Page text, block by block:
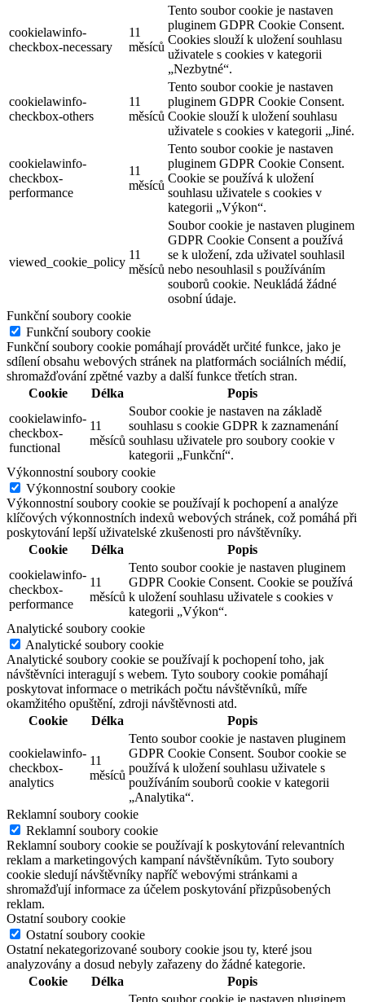
cookielawinfo-
checkbox-necessary
11
měsíců
Tento soubor cookie je nastaven
pluginem GDPR Cookie Consent.
Cookies slouží k uložení souhlasu
uživatele s cookies v kategorii
„Nezbytné“.
cookielawinfo-
checkbox-others
11
měsíců
Tento soubor cookie je nastaven
pluginem GDPR Cookie Consent.
Cookie slouží k uložení souhlasu
uživatele s cookies v kategorii „Jiné.
cookielawinfo-
checkbox-
performance
11
měsíců
Tento soubor cookie je nastaven
pluginem GDPR Cookie Consent.
Cookie se používá k uložení
souhlasu uživatele s cookies v
kategorii „Výkon“.
viewed_cookie_policy
11
měsíců
Soubor cookie je nastaven pluginem
GDPR Cookie Consent a používá
se k uložení, zda uživatel souhlasil
nebo nesouhlasil s používáním
souborů cookie. Neukládá žádné
osobní údaje.
Funkční soubory cookie
Funkční soubory cookie
Funkční soubory cookie pomáhají provádět určité funkce, jako je
sdílení obsahu webových stránek na platformách sociálních médií,
shromažďování zpětné vazby a další funkce třetích stran.
Cookie
Délka
Popis
cookielawinfo-
checkbox-
functional
11
měsíců
Soubor cookie je nastaven na základě
souhlasu s cookie GDPR k zaznamenání
souhlasu uživatele pro soubory cookie v
kategorii „Funkční“.
Výkonnostní soubory cookie
Výkonnostní soubory cookie
Výkonnostní soubory cookie se používají k pochopení a analýze
klíčových výkonnostních indexů webových stránek, což pomáhá při
poskytování lepší uživatelské zkušenosti pro návštěvníky.
Cookie
Délka
Popis
cookielawinfo-
checkbox-
performance
11
měsíců
Tento soubor cookie je nastaven pluginem
GDPR Cookie Consent. Cookie se používá
k uložení souhlasu uživatele s cookies v
kategorii „Výkon“.
Analytické soubory cookie
Analytické soubory cookie
Analytické soubory cookie se používají k pochopení toho, jak
návštěvníci interagují s webem. Tyto soubory cookie pomáhají
poskytovat informace o metrikách počtu návštěvníků, míře
okamžitého opuštění, zdroji návštěvnosti atd.
Cookie
Délka Popis
cookielawinfo-
checkbox-
analytics
11
měsíců
Tento soubor cookie je nastaven pluginem
GDPR Cookie Consent. Soubor cookie se
používá k uložení souhlasu uživatele s
používáním souborů cookie v kategorii
„Analytika“.
Reklamní soubory cookie
Reklamní soubory cookie
Reklamní soubory cookie se používají k poskytování relevantních
reklam a marketingových kampaní návštěvníkům. Tyto soubory
cookie sledují návštěvníky napříč webovými stránkami a
shromažďují informace za účelem poskytování přizpůsobených
reklam.
Ostatní soubory cookie
Ostatní soubory cookie
Ostatní nekategorizované soubory cookie jsou ty, které jsou
analyzovány a dosud nebyly zařazeny do žádné kategorie.
Cookie
Délka
Popis
Tento soubor cookie je nastaven pluginem